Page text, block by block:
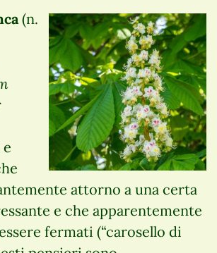
(n.
attorno a una certa
e che apparentemente
fermati (“carosello di